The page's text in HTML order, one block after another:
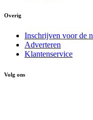
Overig
Inschrijven voor de
Adverteren
Klantenservice
Volg ons